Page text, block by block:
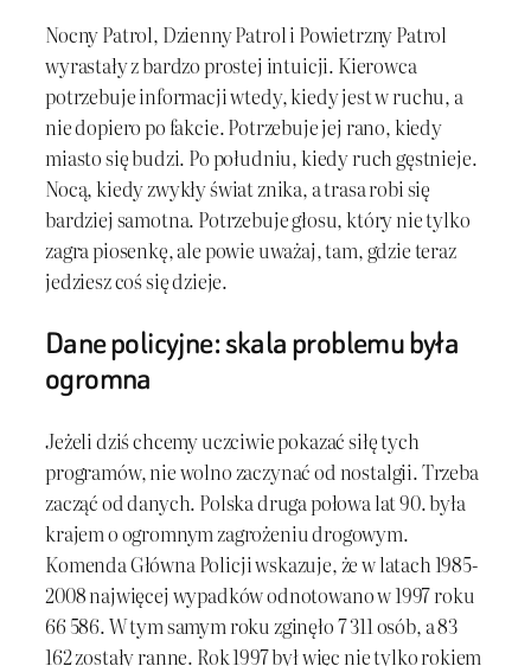
Nocny Patrol, Dzienny Patrol i Powietrzny Patrol
wyrastały z bardzo prostej intuicji. Kierowca
potrzebuje informacji wtedy, kiedy jest w ruchu, a
nie dopiero po fakcie. Potrzebuje jej rano, kiedy
miasto się budzi. Po południu, kiedy ruch gęstnieje.
Nocą, kiedy zwykły świat znika, a trasa robi się
bardziej samotna. Potrzebuje głosu, który nie tylko
zagra piosenkę, ale powie uważaj, tam, gdzie teraz
jedziesz coś się dzieje.
Dane policyjne: skala problemu była
ogromna
Jeżeli dziś chcemy uczciwie pokazać siłę tych
programów, nie wolno zaczynać od nostalgii. Trzeba
zacząć od danych. Polska druga połowa lat 90. była
krajem o ogromnym zagrożeniu drogowym.
Komenda Główna Policji wskazuje, że w latach 1985-
2008 najwięcej wypadków odnotowano w 1997 roku
66 586. W tym samym roku zginęło 7 311 osób, a 83
162 zostały ranne. Rok 1997 był więc nie tylko rokiem